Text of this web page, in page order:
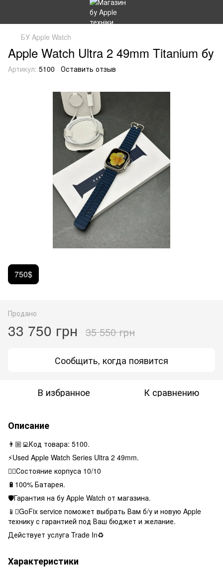
БУ Apple Watch
Apple Watch Ultra 2 49mm Titanium бу
Артикул: 5100 Оставить отзыв
750$
Продано
33 750 грн 35 550 грн
Сообщить, когда появится
В избранное К сравнению
Описание
👨🏼‍💻Код товара: 5100.
⚡️Used Apple Watch Series Ultra 2 49mm.
👌🏻Состояние корпуса 10/10
🔋100% Батарея.
🛡Гарантия на бу Apple Watch от магазина.
📱GoFix service поможет выбрать Вам б/у и новую Apple
технику с гарантией под Ваш бюджет и желание.
Действует услуга Trade In♻️
Характеристики